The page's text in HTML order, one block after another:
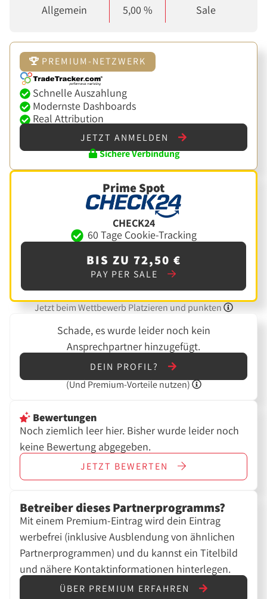
Allgemein
5,00 % Sale
PREMIUM-NETZWERK
Schnelle Auszahlung
Modernste Dashboards
Real Attribution
JETZT ANMELDEN
Sichere Verbindung
Prime Spot
CHECK24
60 Tage Cookie-Tracking
BIS ZU 72,50 €
PAY PER SALE
Jetzt beim Wettbewerb Platzieren und punkten
Schade, es wurde leider noch kein
Ansprechpartner hinzugefügt.
DEIN PROFIL?
(Und Premium-Vorteile nutzen)
Bewertungen
Noch ziemlich leer hier. Bisher wurde leider noch
keine Bewertung abgegeben.
JETZT BEWERTEN
Betreiber dieses Partnerprogramms?
Mit einem Premium-Eintrag wird dein Eintrag
werbefrei (inklusive Ausblendung von ähnlichen
Partnerprogrammen) und du kannst ein Titelbild
und nähere Kontaktinformationen hinterlegen.
ÜBER PREMIUM ERFAHREN